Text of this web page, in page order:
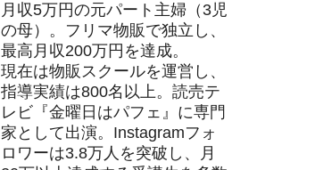
月収5万円の元パート主婦（3児
の母）。フリマ物販で独立し、
最高月収200万円を達成。
現在は物販スクールを運営し、
指導実績は800名以上。読売テ
レビ『金曜日はパフェ』に専門
家として出演。Instagramフォ
ロワーは3.8万人を突破し、月